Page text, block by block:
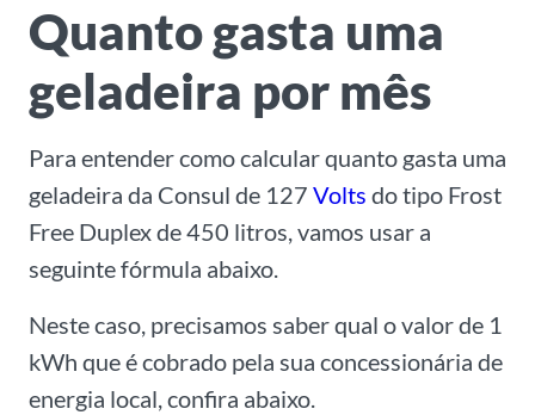
Quanto gasta uma
geladeira por mês
Para entender como calcular quanto gasta uma
geladeira da Consul de 127 Volts do tipo Frost
Free Duplex de 450 litros, vamos usar a
seguinte fórmula abaixo.
Neste caso, precisamos saber qual o valor de 1
kWh que é cobrado pela sua concessionária de
energia local, confira abaixo.